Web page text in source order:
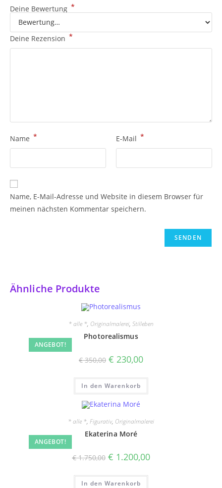
Deine Bewertung *
Deine Rezension *
Name * E-Mail *
Name, E-Mail-Adresse und Website in diesem Browser für
meinen nächsten Kommentar speichern.
Ähnliche Produkte
ANGEBOT!
* alle *, Originalmalerei, Stilleben
Photorealismus
€350,00 Ursprünglicher
Preis
€ 350,00
€ 230,00Aktueller
€ 230,00.
In den Warenkorb
ANGEBOT!
* alle *, Figurativ, Originalmalerei
Ekaterina Moré
€1.750,00 Ursprünglicher
Preis
€ 1.750,00
€ 1.200,00Aktueller
Preis
In den Warenkorb